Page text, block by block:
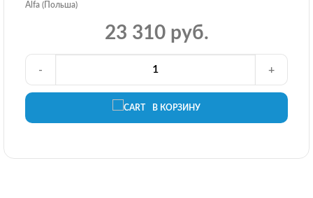
Alfa (Польша)
23 310 руб.
В КОРЗИНУ
- +